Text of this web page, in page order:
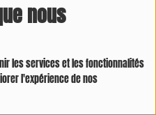
nous
les services et les fonctionnalités
l'expérience de nos
est prévue le
avec un impact
dont le commerce.